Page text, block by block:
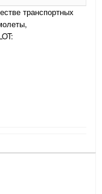
транспортных